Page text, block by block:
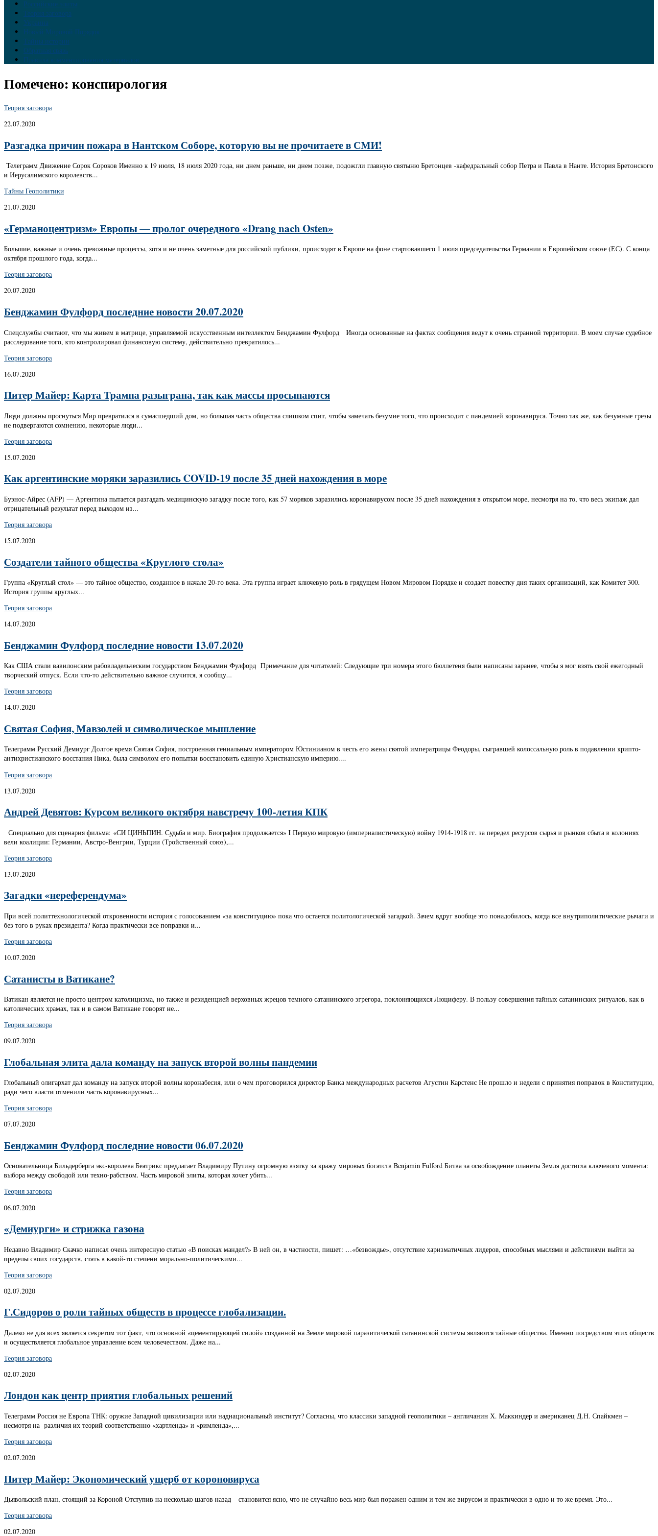
Российские элиты
Теория заговора
Украина
Новый Мировой Порядок
Тайны истории
Обратная связь
Правила комментирования материалов
Помечено: конспирология
Теория заговора
22.07.2020
Разгадка причин пожара в Нантском Соборе, которую вы не прочитаете в СМИ!
Телеграмм Движение Сорок Сороков Именно к 19 июля, 18 июля 2020 года, ни днем раньше, ни днем позже, подожгли главную святыню Бретонцев -кафедральный собор Петра и Павла в Нанте. История Бретонского
и Иерусалимского королевств...
Тайны Геополитики
21.07.2020
«Германоцентризм» Европы — пролог очередного «Drang nach Osten»
Большие, важные и очень тревожные процессы, хотя и не очень заметные для российской публики, происходят в Европе на фоне стартовавшего 1 июля председательства Германии в Европейском союзе (ЕС). С конца
октября прошлого года, когда...
Теория заговора
20.07.2020
Бенджамин Фулфорд последние новости 20.07.2020
Спецслужбы считают, что мы живем в матрице, управляемой искусственным интеллектом Бенджамин Фулфорд Иногда основанные на фактах сообщения ведут к очень странной территории. В моем случае судебное
расследование того, кто контролировал финансовую систему, действительно превратилось...
Теория заговора
16.07.2020
Питер Майер: Карта Трампа разыграна, так как массы просыпаются
Люди должны проснуться Мир превратился в сумасшедший дом, но большая часть общества слишком спит, чтобы замечать безумие того, что происходит с пандемией коронавируса. Точно так же, как безумные грезы
не подвергаются сомнению, некоторые люди...
Теория заговора
15.07.2020
Как аргентинские моряки заразились COVID-19 после 35 дней нахождения в море
Буэнос-Айрес (AFP) — Аргентина пытается разгадать медицинскую загадку после того, как 57 моряков заразились коронавирусом после 35 дней нахождения в открытом море, несмотря на то, что весь экипаж дал
отрицательный результат перед выходом из...
Теория заговора
15.07.2020
Создатели тайного общества «Круглого стола»
Группа «Круглый стол» — это тайное общество, созданное в начале 20-го века. Эта группа играет ключевую роль в грядущем Новом Мировом Порядке и создает повестку дня таких организаций, как Комитет 300.
История группы круглых...
Теория заговора
14.07.2020
Бенджамин Фулфорд последние новости 13.07.2020
Как США стали вавилонским рабовладельческим государством Бенджамин Фулфорд Примечание для читателей: Следующие три номера этого бюллетеня были написаны заранее, чтобы я мог взять свой ежегодный
творческий отпуск. Если что-то действительно важное случится, я сообщу...
Теория заговора
14.07.2020
Святая София, Мавзолей и символическое мышление
Телеграмм Русский Демиург Долгое время Святая София, построенная гениальным императором Юстинианом в честь его жены святой императрицы Феодоры, сыгравшей колоссальную роль в подавлении крипто-
антихристианского восстания Ника, была символом его попытки восстановить единую Христианскую империю....
Теория заговора
13.07.2020
Андрей Девятов: Курсом великого октября навстречу 100-летия КПК
Специально для сценария фильма: «СИ ЦИНЬПИН. Судьба и мир. Биография продолжается» I Первую мировую (империалистическую) войну 1914-1918 гг. за передел ресурсов сырья и рынков сбыта в колониях
вели коалиции: Германии, Австро-Венгрии, Турции (Тройственный союз),...
Теория заговора
13.07.2020
Загадки «нереферендума»
При всей политтехнологической откровенности история с голосованием «за конституцию» пока что остается политологической загадкой. Зачем вдруг вообще это понадобилось, когда все внутриполитические рычаги и
без того в руках президента? Когда практически все поправки и...
Теория заговора
10.07.2020
Сатанисты в Ватикане?
Ватикан является не просто центром католицизма, но также и резиденцией верховных жрецов темного сатанинского эгрегора, поклоняющихся Люциферу. В пользу совершения тайных сатанинских ритуалов, как в
католических храмах, так и в самом Ватикане говорят не...
Теория заговора
09.07.2020
Глобальная элита дала команду на запуск второй волны пандемии
Глобальный олигархат дал команду на запуск второй волны коронабесия, или о чем проговорился директор Банка международных расчетов Агустин Карстенс Не прошло и недели с принятия поправок в Конституцию,
ради чего власти отменили часть коронавирусных...
Теория заговора
07.07.2020
Бенджамин Фулфорд последние новости 06.07.2020
Основательница Бильдерберга экс-королева Беатрикс предлагает Владимиру Путину огромную взятку за кражу мировых богатств Benjamin Fulford Битва за освобождение планеты Земля достигла ключевого момента:
выбора между свободой или техно-рабством. Часть мировой элиты, которая хочет убить...
Теория заговора
06.07.2020
«Демиурги» и стрижка газона
Недавно Владимир Скачко написал очень интересную статью «В поисках мандел?» В ней он, в частности, пишет: …«безвождье», отсутствие харизматичных лидеров, способных мыслями и действиями выйти за
пределы своих государств, стать в какой-то степени морально-политическими...
Теория заговора
02.07.2020
Г.Сидоров о роли тайных обществ в процессе глобализации.
Далеко не для всех является секретом тот факт, что основной «цементирующей силой» созданной на Земле мировой паразитической сатанинской системы являются тайные общества. Именно посредством этих обществ
и осуществляется глобальное управление всем человечеством. Даже на...
Теория заговора
02.07.2020
Лондон как центр приятия глобальных решений
Телеграмм Россия не Европа ТНК: оружие Западной цивилизации или наднациональный институт? Согласны, что классики западной геополитики – англичанин Х. Маккиндер и американец Д.Н. Спайкмен –
несмотря на различия их теорий соответственно «хартленда» и «римленда»,...
Теория заговора
02.07.2020
Питер Майер: Экономический ущерб от короновируса
Дьявольский план, стоящий за Короной Отступив на несколько шагов назад – становится ясно, что не случайно весь мир был поражен одним и тем же вирусом и практически в одно и то же время. Это...
Теория заговора
02.07.2020